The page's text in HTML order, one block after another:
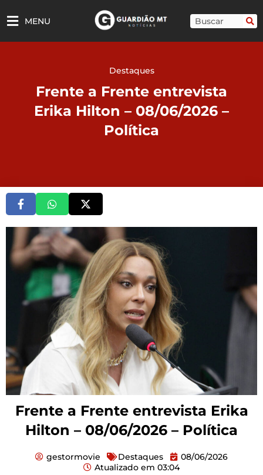
para
MENU Pesquisar
Destaques
Frente a Frente entrevista
Erika Hilton – 08/06/2026 –
Política
Frente a Frente entrevista Erika
Hilton – 08/06/2026 – Política
gestormovie Destaques
08/06/2026
Atualizado em 03:04